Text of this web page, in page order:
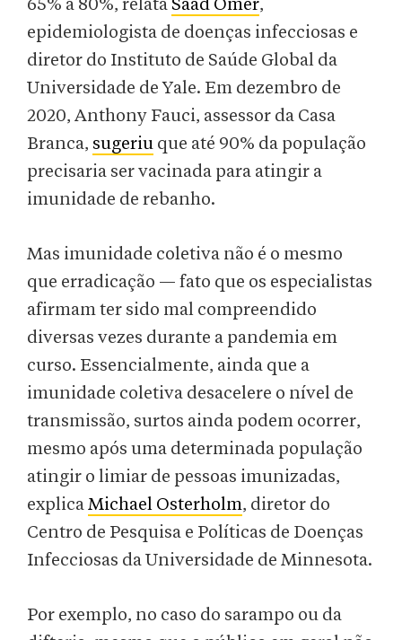
65% a 80%, relata Saad Omer,
epidemiologista de doenças infecciosas e
diretor do Instituto de Saúde Global da
Universidade de Yale. Em dezembro de
2020, Anthony Fauci, assessor da Casa
Branca, sugeriu que até 90% da população
precisaria ser vacinada para atingir a
imunidade de rebanho.
Mas imunidade coletiva não é o mesmo
que erradicação — fato que os especialistas
afirmam ter sido mal compreendido
diversas vezes durante a pandemia em
curso. Essencialmente, ainda que a
imunidade coletiva desacelere o nível de
transmissão, surtos ainda podem ocorrer,
mesmo após uma determinada população
atingir o limiar de pessoas imunizadas,
explicaMichael Osterholm, diretor do
Centro de Pesquisa e Políticas de Doenças
Infecciosas da Universidade de Minnesota.
Por exemplo, no caso do sarampo ou da